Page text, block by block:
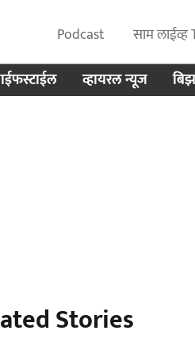
Podcast साम लाईव्ह
व्हायरल न्यूज
Stories